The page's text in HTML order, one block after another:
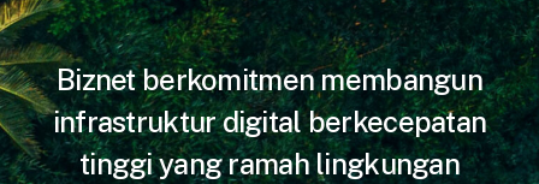
Biznet berkomitmen membangun
infrastruktur digital berkecepatan
tinggi yang ramah lingkungan